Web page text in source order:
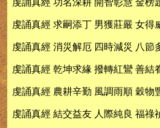
虔誦真經 功名深耕 開智彰慧 金榜
虔誦真經 求嗣添丁 男獲莊嚴 女得
虔誦真經 消災解厄 四時減災 八節
虔誦真經 乾坤求緣 撥轉紅鸞 善結
虔誦真經 農耕辛勤 風調雨順 穀物
虔誦真經 結交益友 人際純良 福祿